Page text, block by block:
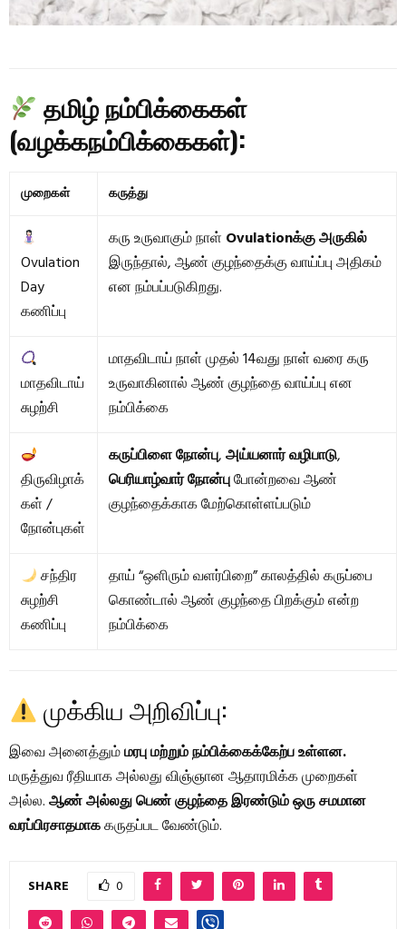
தமிழ் நம்பிக்கைகள்
(வழக்கநம்பிக்கைகள்):
முறைகள் கருத்து
Ovulation
Day
கணிப்பு
கரு உருவாகும் நாள் Ovulationக்கு அருகில்
இருந்தால், ஆண் குழந்தைக்கு வாய்ப்பு அதிகம்
என நம்பப்படுகிறது.
மாதவிடாய்
சுழற்சி
மாதவிடாய் நாள் முதல் 14வது நாள் வரை கரு
உருவாகினால் ஆண் குழந்தை வாய்ப்பு என
நம்பிக்கை
திருவிழாக்
கள் /
நோன்புகள்
கருப்பிளை நோன்பு,அய்யனார் வழிபாடு,
பெரியாழ்வார் நோன்புபோன்றவை ஆண்
குழந்தைக்காக மேற்கொள்ளப்படும்
சந்திர
சுழற்சி
கணிப்பு
தாய் “ஒளிரும் வளர்பிறை” காலத்தில் கருப்பை
கொண்டால் ஆண் குழந்தை பிறக்கும் என்ற
நம்பிக்கை
முக்கிய அறிவிப்பு:
இவை அனைத்தும்மரபு மற்றும் நம்பிக்கைக்கேற்ப உள்ளன.
மருத்துவ ரீதியாக அல்லது விஞ்ஞான ஆதாரமிக்க முறைகள்
அல்ல.ஆண் அல்லது பெண் குழந்தை இரண்டும் ஒரு சமமான
வரப்பிரசாதமாககருதப்பட வேண்டும்.
SHARE 0